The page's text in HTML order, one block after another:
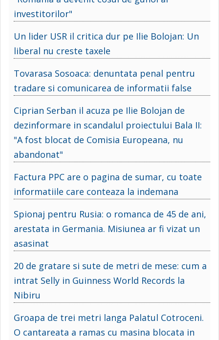
investitorilor"
Un lider USR il critica dur pe Ilie Bolojan: Un
liberal nu creste taxele
Tovarasa Sosoaca: denuntata penal pentru
tradare si comunicarea de informatii false
Ciprian Serban il acuza pe Ilie Bolojan de
dezinformare in scandalul proiectului Bala II:
"A fost blocat de Comisia Europeana, nu
abandonat"
Factura PPC are o pagina de sumar, cu toate
informatiile care conteaza la indemana
Spionaj pentru Rusia: o romanca de 45 de ani,
arestata in Germania. Misiunea ar fi vizat un
asasinat
20 de gratare si sute de metri de mese: cum a
intrat Selly in Guinness World Records la
Nibiru
Groapa de trei metri langa Palatul Cotroceni.
O cantareata a ramas cu masina blocata in